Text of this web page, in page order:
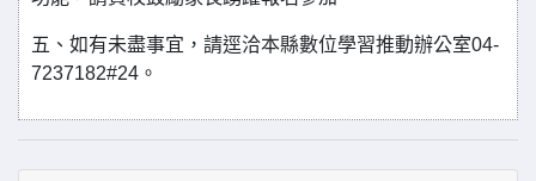
五、如有未盡事宜，請逕洽本縣數位學習推動辦公室04-
7237182#24。